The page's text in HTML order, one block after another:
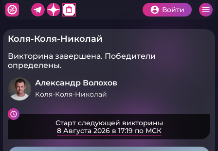
shopping_bag Войти
Коля-Коля-Николай
Викторина завершена. Победители
определены.
Александр Волохов
Коля-Коля-Николай
Старт следующей викторины
8 Августа 2026 в 17:19 по МСК